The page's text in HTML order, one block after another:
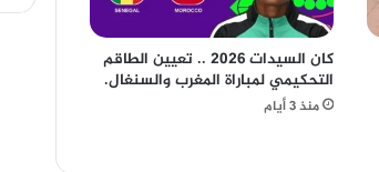
كان السيدات 2026 .. تعيين الطاقم
التحكيمي لمباراة المغرب والسنغال.
منذ 3 أيام